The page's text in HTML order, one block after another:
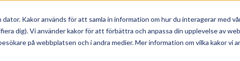
Kakor används för att samla in information om hur du interagerar med
dig). Vi använder kakor för att förbättra och anpassa din upplevelse av
på webbplatsen och i andra medier. Mer information om vilka kakor vi
Lösningar Varför Proceedo? Resurser